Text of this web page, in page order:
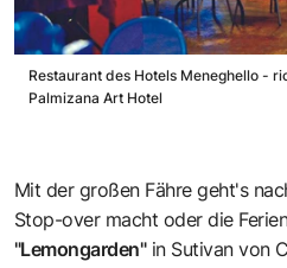
Restaurant des Hotels Meneghello -
Palmizana Art Hotel
Mit der großen Fähre geht's
Stop-over macht oder die
"Lemongarden"in Sutivan von